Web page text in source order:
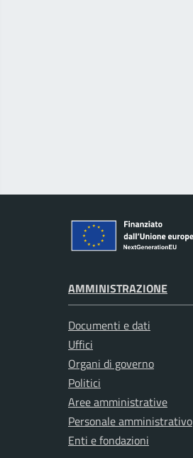
AMMINISTRAZIONE
Documenti e dati
Uffici
Organi di governo
Politici
Aree amministrative
Personale amministrativo
Enti e fondazioni